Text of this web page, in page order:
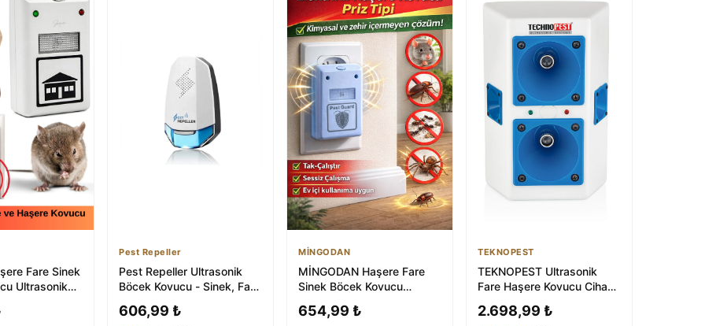
Fare Sinek
Ultrasonik
Pest Repeller
Pest Repeller Ultrasonik
Böcek Kovucu - Sinek, Fare
606,99 ₺
MİNGODAN
MİNGODAN Haşere Fare
Sinek Böcek Kovucu
Prize Ta...
654,99 ₺
TEKNOPEST
TEKNOPEST Ultrasonik
Fare Haşere Kovucu Cihaz
Alet
2.698,99 ₺